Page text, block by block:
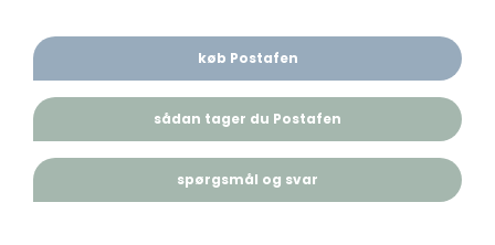
køb Postafen
sådan tager du Postafen
spørgsmål og svar